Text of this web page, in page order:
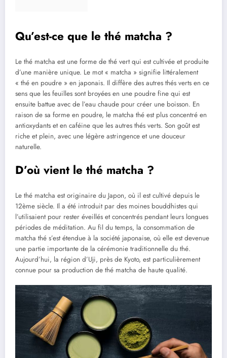
Qu’est-ce que le thé matcha ?
Le thé matcha est une forme de thé vert qui est cultivée et produite
d’une manière unique. Le mot « matcha » signifie littéralement
« thé en poudre » en japonais. Il diffère des autres thés verts en ce
sens que les feuilles sont broyées en une poudre fine qui est
ensuite battue avec de l’eau chaude pour créer une boisson. En
raison de sa forme en poudre, le matcha thé est plus concentré en
antioxydants et en caféine que les autres thés verts. Son goût est
riche et plein, avec une légère astringence et une douceur
naturelle.
D’où vient le thé matcha ?
Le thé matcha est originaire du Japon, où il est cultivé depuis le
12ème siècle. Il a été introduit par des moines bouddhistes qui
l’utilisaient pour rester éveillés et concentrés pendant leurs longues
périodes de méditation. Au fil du temps, la consommation de
matcha thé s’est étendue à la société japonaise, où elle est devenue
une partie importante de la cérémonie traditionnelle du thé.
Aujourd’hui, la région d’Uji, près de Kyoto, est particulièrement
connue pour sa production de thé matcha de haute qualité.